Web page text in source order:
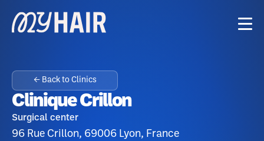
← Back to Clinics
Clinique Crillon
Surgical center
96 Rue Crillon, 69006 Lyon, France